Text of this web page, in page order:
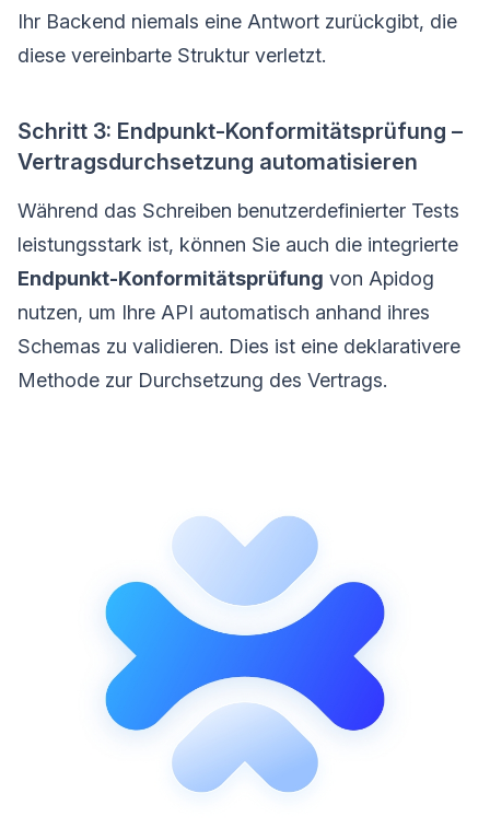
Ihr Backend niemals eine Antwort zurückgibt, die
diese vereinbarte Struktur verletzt.
Schritt 3: Endpunkt-Konformitätsprüfung –
Vertragsdurchsetzung automatisieren
Während das Schreiben benutzerdefinierter Tests
leistungsstark ist, können Sie auch die integrierte
Endpunkt-Konformitätsprüfung von Apidog
nutzen, um Ihre API automatisch anhand ihres
Schemas zu validieren. Dies ist eine deklarativere
Methode zur Durchsetzung des Vertrags.